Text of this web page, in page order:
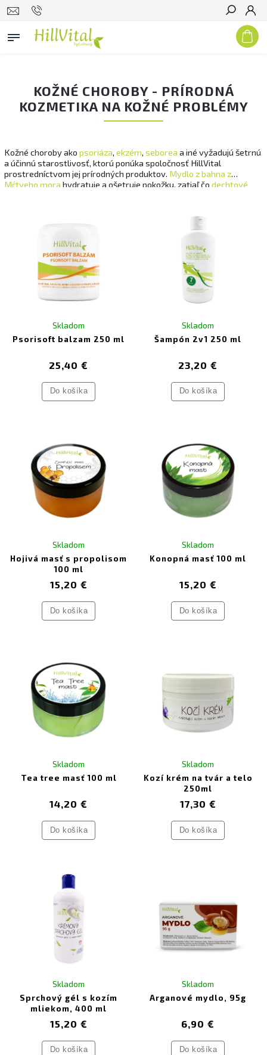
Hľadať
KOŽNÉ CHOROBY - PRÍRODNÁ
KOZMETIKA NA KOŽNÉ PROBLÉMY
Kožné choroby ako psoriáza, ekzém, seborea a iné vyžadujú šetrnú
a účinnú starostlivosť, ktorú ponúka spoločnosť HillVital
prostredníctvom jej prírodných produktov. Mydlo z bahna z
Mŕtveho mora hydratuje a ošetruje pokožku, zatiaľ čo dechtové
podporuje hojenie popraskanej pokožky. Pre lokálnu liečbu psoriázy
odporúčame
Psorisoft balzam
. K zdraviu pleti prispieva aj
dostatočný príjem minerálov a vitamínov, preto ponúkame
komplex vitamínov A+D
, určený pre zdravie pleti, vlasov a nechtov.
Na vnútorné použitie máme
bioaktívny kolagén s kyselinou
hyalurónovouačaj Soft, ktorý má protizápalové účinky a podporuje
regeneráciu pokožky. Produkty HillVital využívajú silu prírody na
zvládnutie kožných problémov a zlepšenie kvality vášho života.
Psorisoft balzam 250 ml
Skladom
25,40 €
Do košíka
Šampón 2v1 250 ml
Skladom
23,20 €
Do košíka
Hojivá masť s propolisom
100 ml
Skladom
15,20 €
Do košíka
Konopná masť 100 ml
Skladom
15,20 €
Do košíka
Tea tree masť 100 ml
Skladom
14,20 €
Do košíka
Kozí krém na tvár a telo
250ml
Skladom
17,30 €
Do košíka
Sprchový gél s kozím
mliekom, 400 ml
Skladom
15,20 €
Do košíka
Arganové mydlo, 95g
Skladom
6,90 €
Do košíka